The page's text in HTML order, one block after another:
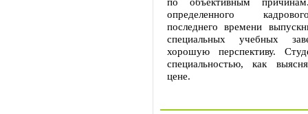
определенного
последнего времени
специальных учебных
хорошую перспективу.
специальностью, как
цене.